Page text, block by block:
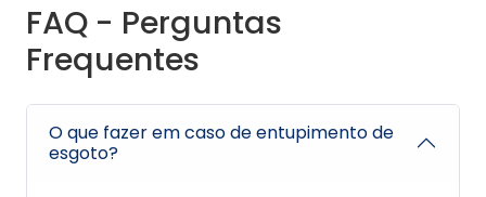
FAQ - Perguntas
Frequentes
O que fazer em caso de entupimento de
esgoto?